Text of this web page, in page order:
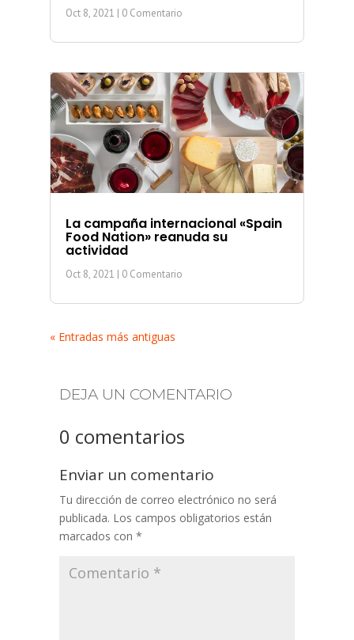
Oct 8, 2021 | 0 Comentario
La campaña internacional «Spain
Food Nation» reanuda su
actividad
Oct 8, 2021 | 0 Comentario
« Entradas más antiguas
DEJA UN COMENTARIO
0 comentarios
Enviar un comentario
Tu dirección de correo electrónico no será
publicada. Los campos obligatorios están
marcados con *